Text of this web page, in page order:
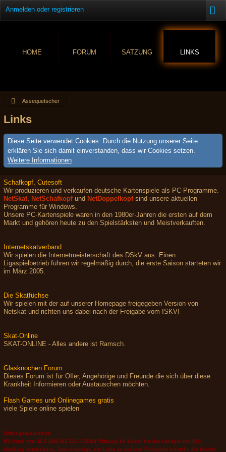
Anmelden oder registrieren
HOME FORUM SATZUNG LINKS
Assequetscher
Links
Diese Seite verwendet Cookies. Durch die Nutzung unserer Seite
erklären Sie sich damit einverstanden, dass wir Cookies setzen.
Weitere Informationen
Schafkopf, Cutesoft
Wir produzieren und verkaufen deutsche Kartenspiele als PC-Programme.
NetSkat, NetSchafkopfund NetDoppelkopf sind unsere aktuellen
Programme für Windows.
Unsere PC-Kartenspiele waren in den 1980er-Jahren die ersten auf dem
Markt und gehören heute zu den Spielstärksten und Meistverkauften.
Internetskatverband
Wir spielen die Internetmeisterschaft des DSkV aus. Einen
Ligaspielbetrieb führen wir regelmäßig durch, die erste Saison starteten wir
im März 2005.
Die Skatfüchse
Wir spielen mit der auf unserer Homepage freigegeben Version von
Netskat und richten uns dabei nach der Freigabe vom ISKV!
Skat-Online
SKAT-ONLINE - Alles andere ist Ramsch.
Glasknochen Forum
Dieses Forum ist für OIler, Angehörige und Freunde die sich über diese
Krankheit Informieren oder Austauschen möchten.
Flash Games und Onlinegames gratis
viele Spiele online spielen
Haftungsausschluss:
Mit Urteil vom 12.5.1998 (AZ 312 O 85/98) "Haftung für Links" hat das Landgericht (LG)
Hamburg entschieden, dass derjenige, der Links zu anderen Webseiten herstellt, die Inhalte